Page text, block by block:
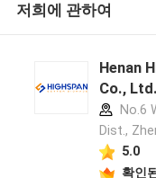
저희에 관하여
Henan
Co.,
No.6
Dist.,
5.0
확인